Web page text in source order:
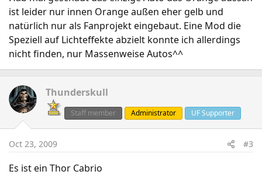
ist leider nur innen Orange außen eher gelb und
natürlich nur als Fanprojekt eingebaut. Eine Mod die
Speziell auf Lichteffekte abzielt konnte ich allerdings
nicht finden, nur Massenweise Autos^^
Thunderskull
Staff member Administrator UF Supporter
Oct 23, 2009 #3
Es ist ein Thor Cabrio